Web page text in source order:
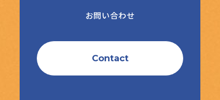
お問い合わせ
Contact